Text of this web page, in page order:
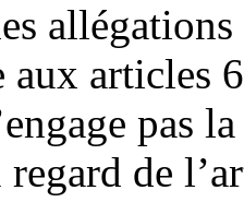
aux articles
pas
de